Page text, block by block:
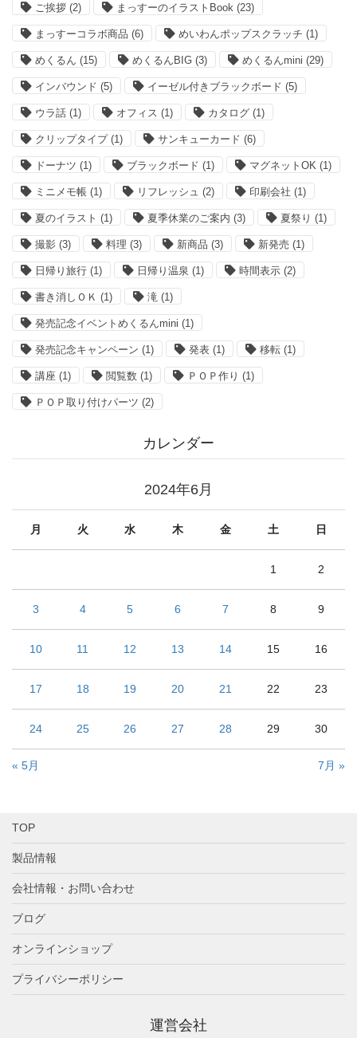
ご挨拶 (2) まっすーのイラストBook (23)
まっすーコラボ商品 (6) めいわんポップスクラッチ (1)
めくるん (15) めくるんBIG (3) めくるんmini (29)
インバウンド (5) イーゼル付きブラックボード (5)
ウラ話 (1) オフィス (1) カタログ (1)
クリップタイプ(1) サンキューカード (6)
ドーナツ (1) ブラックボード (1) マグネットOK (1)
ミニメモ帳 (1) リフレッシュ (2) 印刷会社 (1)
夏のイラスト (1) 夏季休業のご案内 (3) 夏祭り (1)
撮影 (3) 料理 (3) 新商品 (3) 新発売 (1)
日帰り旅行 (1) 日帰り温泉 (1) 時間表示 (2)
書き消しＯＫ (1) 滝 (1)
発売記念イベントめくるんmini (1)
発売記念キャンペーン (1) 発表 (1) 移転 (1)
講座 (1) 閲覧数 (1) ＰＯＰ作り (1)
ＰＯＰ取り付けパーツ (2)
カレンダー
2024年6月
月 火 水 木 金 土 日
1 2
3 4 5 6 7 8 9
10 11 12 13 14 15 16
17 18 19 20 21 22 23
24 25 26 27 28 29 30
« 5月 7月 »
TOP
製品情報
会社情報・お問い合わせ
ブログ
オンラインショップ
プライバシーポリシー
運営会社